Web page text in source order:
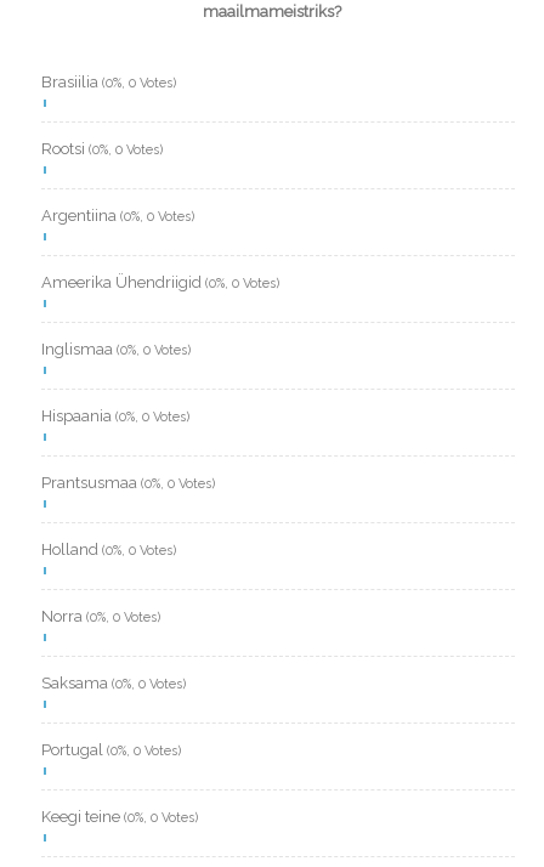
maailmameistriks?
Brasiilia (0%, 0 Votes)
Rootsi (0%, 0 Votes)
Argentiina (0%, 0 Votes)
Ameerika Ühendriigid (0%, 0 Votes)
Inglismaa (0%, 0 Votes)
Hispaania (0%, 0 Votes)
Prantsusmaa (0%, 0 Votes)
Holland (0%, 0 Votes)
Norra (0%, 0 Votes)
Saksama (0%, 0 Votes)
Portugal (0%, 0 Votes)
Keegi teine (0%, 0 Votes)